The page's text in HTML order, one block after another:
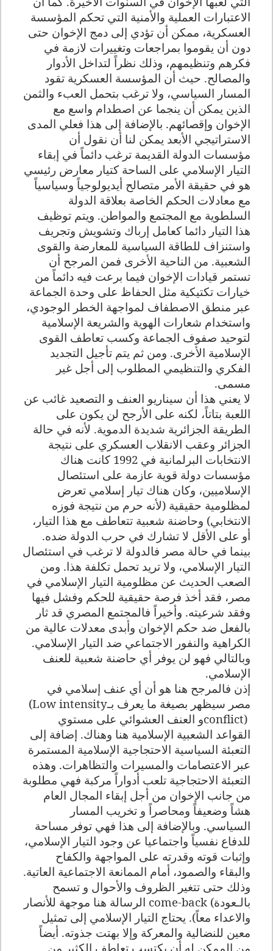
الاعتبارات العملية والأمنية التي تحكم المؤسسة
العسكرية، ممكن أن تؤدي إلى دمج الإخوان حتى
دون أن يقوموا بمراجعات وتغييرات لازمة في
فكرهم وتنظيمهم، وذلك نظراً لتداخل الأدوار
والمصالح. حيث أن المؤسسة العسكرية تقود
المسار السياسي، ولا ترغب بتحمل العبء والثمن
الذين يمكن أن ينجما عن اصطدام واسع مع
الإخوان وإقصائهم. بالإضافة إلى هذا فعلي المدى
الاستراتيجي الأبعد يمكن لنا أن نقول أن
مؤسسات الدولة القديمة ترغب دائماً في إبقاء
التيار الإسلامي على الساحة كتيار معارض رئيسي
هو في حقيقة الأمر متصالح أيديولوجياً وسياسياً
مع معادلات الحكم الخاصة بعلاقة الدولة
السلطوية مع المجتمع والمواطن. ويتم توظيف
هذا التيار دائما كعامل إرباك وتشويش وتجريف
واستنزاف للطاقة السياسية للمعارضة والقوى
الشعبية. من الناحية الأخرى فمن المرجح أن
تستمر قيادات الإخوان فيما برعت فيه دائماً من
خيارات تكتيكية مثل الحفاظ على وحدة الجماعة
عبر منطق الاصطفاف لمواجهة الخطر الوجودي،
واستخدام شعارات الهوية والشريعة الإسلامية
لتوحيد صفوف الجماعة وكسب تعاطف القوى
الإسلامية الأخرى. ومن ثم يتم تأجيل التجديد
الفكري والتنظيمي المطلوب إلى أجل غير
مسمى.
لا يعني هذا أن سيناريو العنف و التصعيد غائب عن
اللعبة بتاتاً، لكنه على الأرجح لن يكون على
الطريقة الجزائرية شديدة الدموية. لأنه في حالة
الجزائر وعقب الانقلاب العسكري على نتيجة
الانتخابات البرلمانية في 1992 كانت هناك
مؤسسات دولة قوية عازمة على استئصال
الإسلاميين، وكان هناك تيار إسلامي تعرض
لمظلومية حقيقية (لأنه حرم من نتيجة فوزه
الانتخابي) وحاضنة شعبية تتعاطف مع هذا التيار،
أو على الأقل لا تشارك في حرب الدولة ضده.
بينما في حالة مصر فالدولة لا ترغب في استئصال
التيار الإسلامي، ولا تريد تحمل تكلفة هذا. ومن
الصعب الحديث عن مظلومية التيار الإسلامي في
مصر، فقد أخذ فرصة حقيقية للحكم وفشل فيها
وفقد شرعيته. وأخيراً فالمجتمع المصري قد ثار
بالفعل ضد حكم الإخوان وأبدى معدلات عالية من
الكراهية والنفور الاجتماعي ضد التيار الإسلامي.
وبالتالي فهو لن يوفر أي حاضنة شعبية للعنف
الإسلامي.
إذن فالمرجح هنا هو أن أي عنف إسلامي في
مصر سيظهر بصيغة ما يعرف بـ(Low intensity
conflict)و العنف العشوائي على مستوي
القواعد الشعبية الإسلامية هنا وهناك. إضافة إلى
التعبئة السياسية الاحتجاجية الإسلامية المستمرة
عبر الاعتصامات والمسيرات والتظاهرات. وهذه
التعبئة الاحتجاجية تلعب أدواراً مركبة فهي مطلوبة
من جانب الإخوان من أجل إبقاء المجال العام
هشاً وضعيفاً ومحاصراً و تخريب المسار
السياسي. وبالإضافة إلى هذا فهي توفر مساحة
للدفاع نفسياً واجتماعيا عن وجود التيار الإسلامي،
وإثبات قوته وقدرته على المواجهة والكفاح
والبقاء والصمود، أمام الممانعة الاجتماعية العاتية.
وذلك حتى تتغير الظروف والأحوال و تسمح
بالـعودةcome-back ( الرسالة هنا موجهة للأنصار
والاعداء معاً). يحتاج التيار الإسلامي إلى تمثيل
معين للنضالية والمعركة وإلا بهتت جذوته. أيضاً
من الممكن له أن يكتسب تعاطف الكثير من